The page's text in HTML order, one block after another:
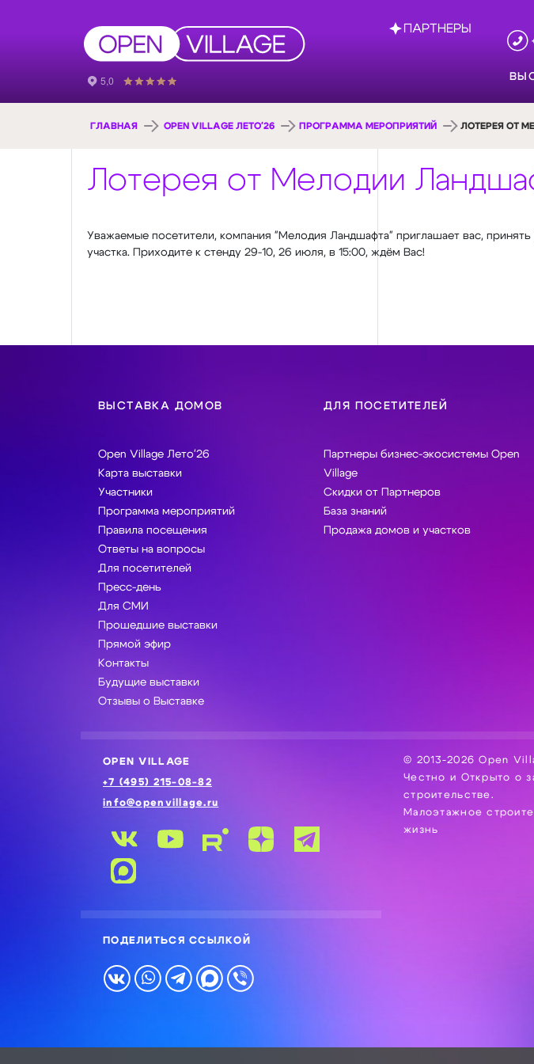
ПАРТНЕРЫ
ГЛАВНАЯ OPEN VILLAGE ЛЕТО'26 ПРОГРАММА МЕРОПРИЯТИЙ ЛОТЕРЕЯ ОТ
Лотерея от Мелодии
Уважаемые посетители, компания "Мелодия Ландшафта" приглашает вас,
участка. Приходите к стенду 29-10, 26 июля, в 15:00, ждём Вас!
ВЫСТАВКА ДОМОВ
Open Village Лето'26
Карта выставки
Участники
Программа мероприятий
Правила посещения
Ответы на вопросы
Для посетителей
Пресс-день
Для СМИ
Прошедшие выставки
Прямой эфир
Контакты
Будущие выставки
Отзывы о Выставке
ДЛЯ ПОСЕТИТЕЛЕЙ
Партнеры бизнес-экосистемы Open
Village
Скидки от Партнеров
База знаний
Продажа домов и участков
OPEN VILLAGE
+7 (495) 215-08-82
info@openvillage.ru
ПОДЕЛИТЬСЯ ССЫЛКОЙ
© 2013-2026 Open
Честно и Открыто о
строительстве.
Малоэтажное
жизнь